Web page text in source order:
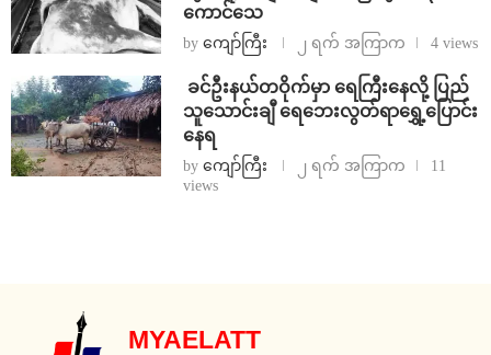
ကောင်သေ
by ကျော်ကြီး ၂ ရက် အကြာက 4 views
⁩ ⁨ခင်ဦးနယ်တဝိုက်မှာ ရေကြီးနေလို့ ပြည်
သူသောင်းချီ ရေဘေးလွတ်ရာရွှေ့ပြောင်း
နေရ
by ကျော်ကြီး ၂ ရက် အကြာက
11
views
MYAELATT